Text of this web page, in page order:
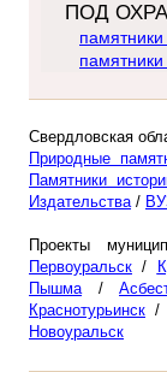
ПОД
памятники
Свердловская
Природные
Памятники
Издательства/
Проекты
Первоуральск /
Пышма/
Краснотурьинск /
Новоуральск